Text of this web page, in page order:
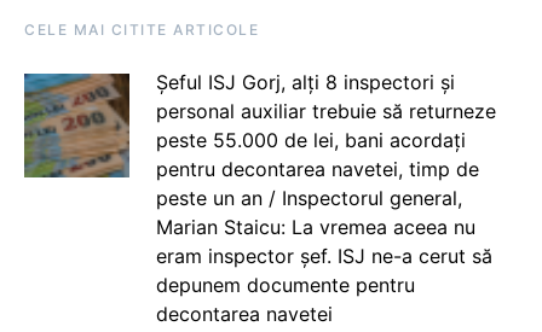
CELE MAI CITITE ARTICOLE
Șeful ISJ Gorj, alți 8 inspectori și
personal auxiliar trebuie să returneze
peste 55.000 de lei, bani acordați
pentru decontarea navetei, timp de
peste un an / Inspectorul general,
Marian Staicu: La vremea aceea nu
eram inspector șef. ISJ ne-a cerut să
depunem documente pentru
decontarea navetei